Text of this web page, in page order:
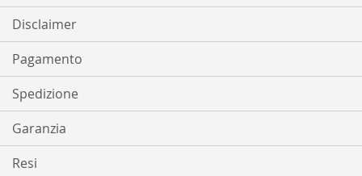
Disclaimer
Pagamento
Spedizione
Garanzia
Resi